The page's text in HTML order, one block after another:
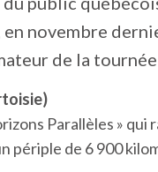
novembre
de la
Parallèles »
périple de 6 900